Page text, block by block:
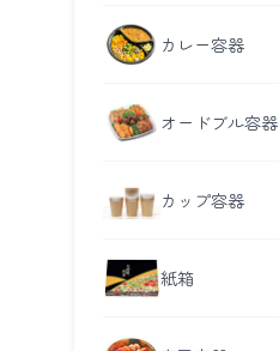
カレー容器
オードブル容器
カップ容器
紙箱